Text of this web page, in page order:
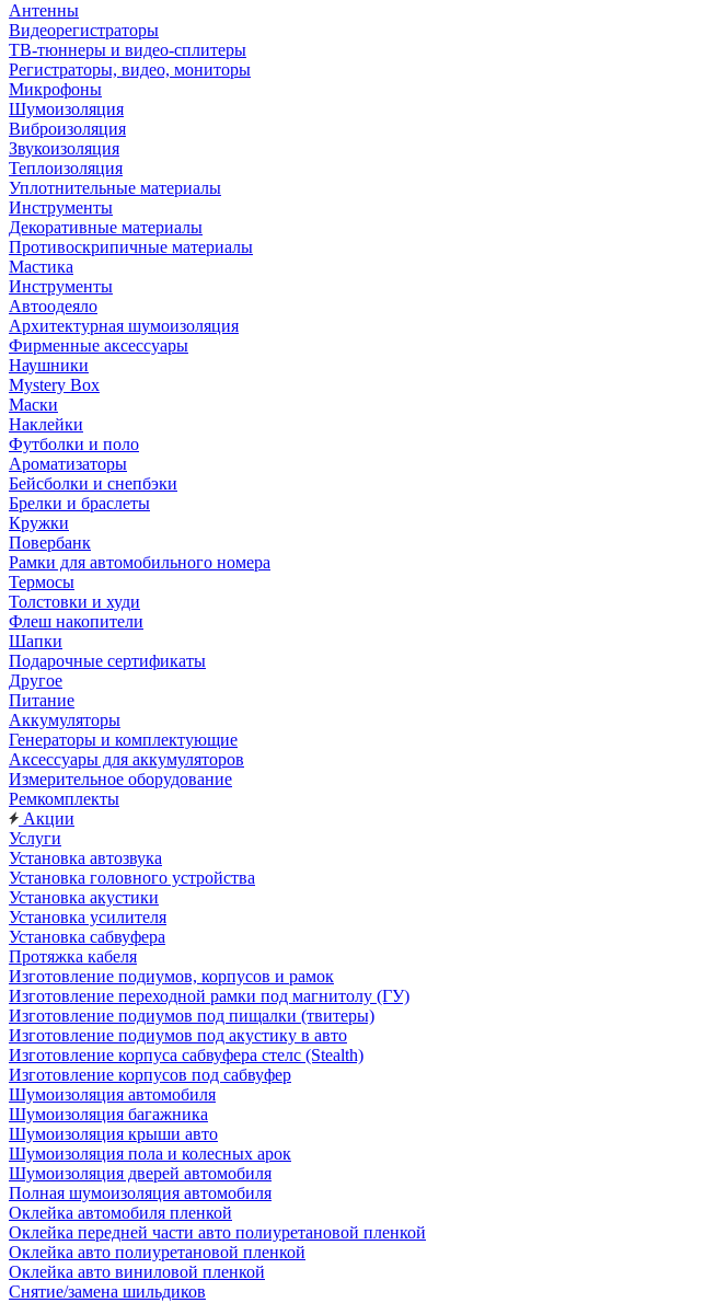
Антенны
Видеорегистраторы
ТВ-тюннеры и видео-сплитеры
Регистраторы, видео, мониторы
Микрофоны
Шумоизоляция
Виброизоляция
Звукоизоляция
Теплоизоляция
Уплотнительные материалы
Инструменты
Декоративные материалы
Противоскрипичные материалы
Мастика
Инструменты
Автоодеяло
Архитектурная шумоизоляция
Фирменные аксессуары
Наушники
Mystery Box
Маски
Наклейки
Футболки и поло
Ароматизаторы
Бейсболки и снепбэки
Брелки и браслеты
Кружки
Повербанк
Рамки для автомобильного номера
Термосы
Толстовки и худи
Флеш накопители
Шапки
Подарочные сертификаты
Другое
Питание
Аккумуляторы
Генераторы и комплектующие
Аксессуары для аккумуляторов
Измерительное оборудование
Ремкомплекты
Акции
Услуги
Установка автозвука
Установка головного устройства
Установка акустики
Установка усилителя
Установка сабвуфера
Протяжка кабеля
Изготовление подиумов, корпусов и рамок
Изготовление переходной рамки под магнитолу (ГУ)
Изготовление подиумов под пищалки (твитеры)
Изготовление подиумов под акустику в авто
Изготовление корпуса сабвуфера стелс (Stealth)
Изготовление корпусов под сабвуфер
Шумоизоляция автомобиля
Шумоизоляция багажника
Шумоизоляция крыши авто
Шумоизоляция пола и колесных арок
Шумоизоляция дверей автомобиля
Полная шумоизоляция автомобиля
Оклейка автомобиля пленкой
Оклейка передней части авто полиуретановой пленкой
Оклейка авто полиуретановой пленкой
Оклейка авто виниловой пленкой
Снятие/замена шильдиков